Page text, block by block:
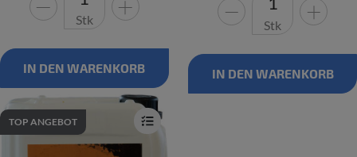
Stk
IN DEN WARENKORB
Stk
IN DEN WARENKORB
TOP ANGEBOT